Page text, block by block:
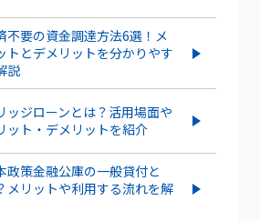
不要の資金調達方法6選！メ
トとデメリットを分かりやす
説
ッジローンとは？活用場面や
ット・デメリットを紹介
政策金融公庫の一般貸付と
メリットや利用する流れを解